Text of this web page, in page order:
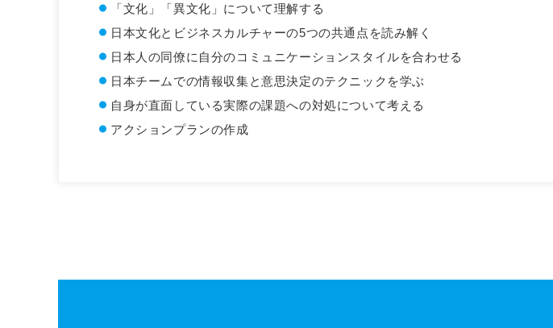
「文化」「異文化」について理解する
日本文化とビジネスカルチャーの5つの共通点を読み解く
日本人の同僚に自分のコミュニケーションスタイルを合わせる
日本チームでの情報収集と意思決定のテクニックを学ぶ
自身が直面している実際の課題への対処について考える
アクションプランの作成